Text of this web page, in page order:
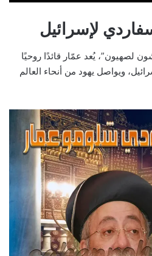
لإسرائيل
لصهيون”، يُعد عمّار قائدًا روحيًا
ويواصل يهود من أنحاء العالم